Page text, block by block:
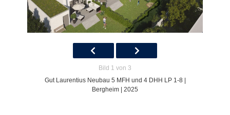
Bild 1 von 3
Gut Laurentius Neubau 5 MFH und 4 DHH LP 1-8 |
Bergheim | 2025